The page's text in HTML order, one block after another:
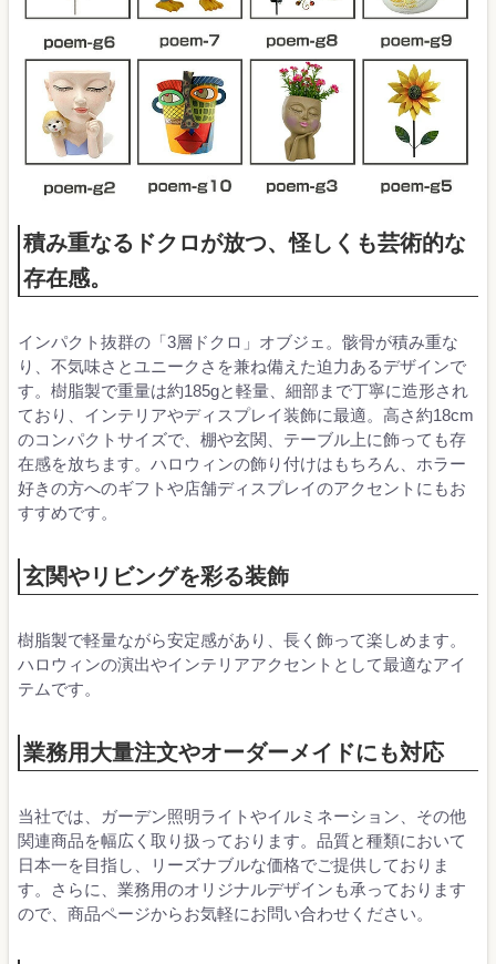
積み重なるドクロが放つ、怪しくも芸術的な
存在感。
インパクト抜群の「3層ドクロ」オブジェ。骸骨が積み重な
り、不気味さとユニークさを兼ね備えた迫力あるデザインで
す。樹脂製で重量は約185gと軽量、細部まで丁寧に造形され
ており、インテリアやディスプレイ装飾に最適。高さ約18cm
のコンパクトサイズで、棚や玄関、テーブル上に飾っても存
在感を放ちます。ハロウィンの飾り付けはもちろん、ホラー
好きの方へのギフトや店舗ディスプレイのアクセントにもお
すすめです。
玄関やリビングを彩る装飾
樹脂製で軽量ながら安定感があり、長く飾って楽しめます。
ハロウィンの演出やインテリアアクセントとして最適なアイ
テムです。
業務用大量注文やオーダーメイドにも対応
当社では、ガーデン照明ライトやイルミネーション、その他
関連商品を幅広く取り扱っております。品質と種類において
日本一を目指し、リーズナブルな価格でご提供しておりま
す。さらに、業務用のオリジナルデザインも承っております
ので、商品ページからお気軽にお問い合わせください。